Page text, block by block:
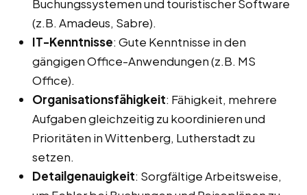
Buchungssystemen und touristischer Software
(z.B. Amadeus, Sabre).
IT-Kenntnisse: Gute Kenntnisse in den
gängigen Office-Anwendungen (z.B. MS
Office).
Organisationsfähigkeit: Fähigkeit, mehrere
Aufgaben gleichzeitig zu koordinieren und
Prioritäten in Wittenberg, Lutherstadt zu
setzen.
Detailgenauigkeit: Sorgfältige Arbeitsweise,